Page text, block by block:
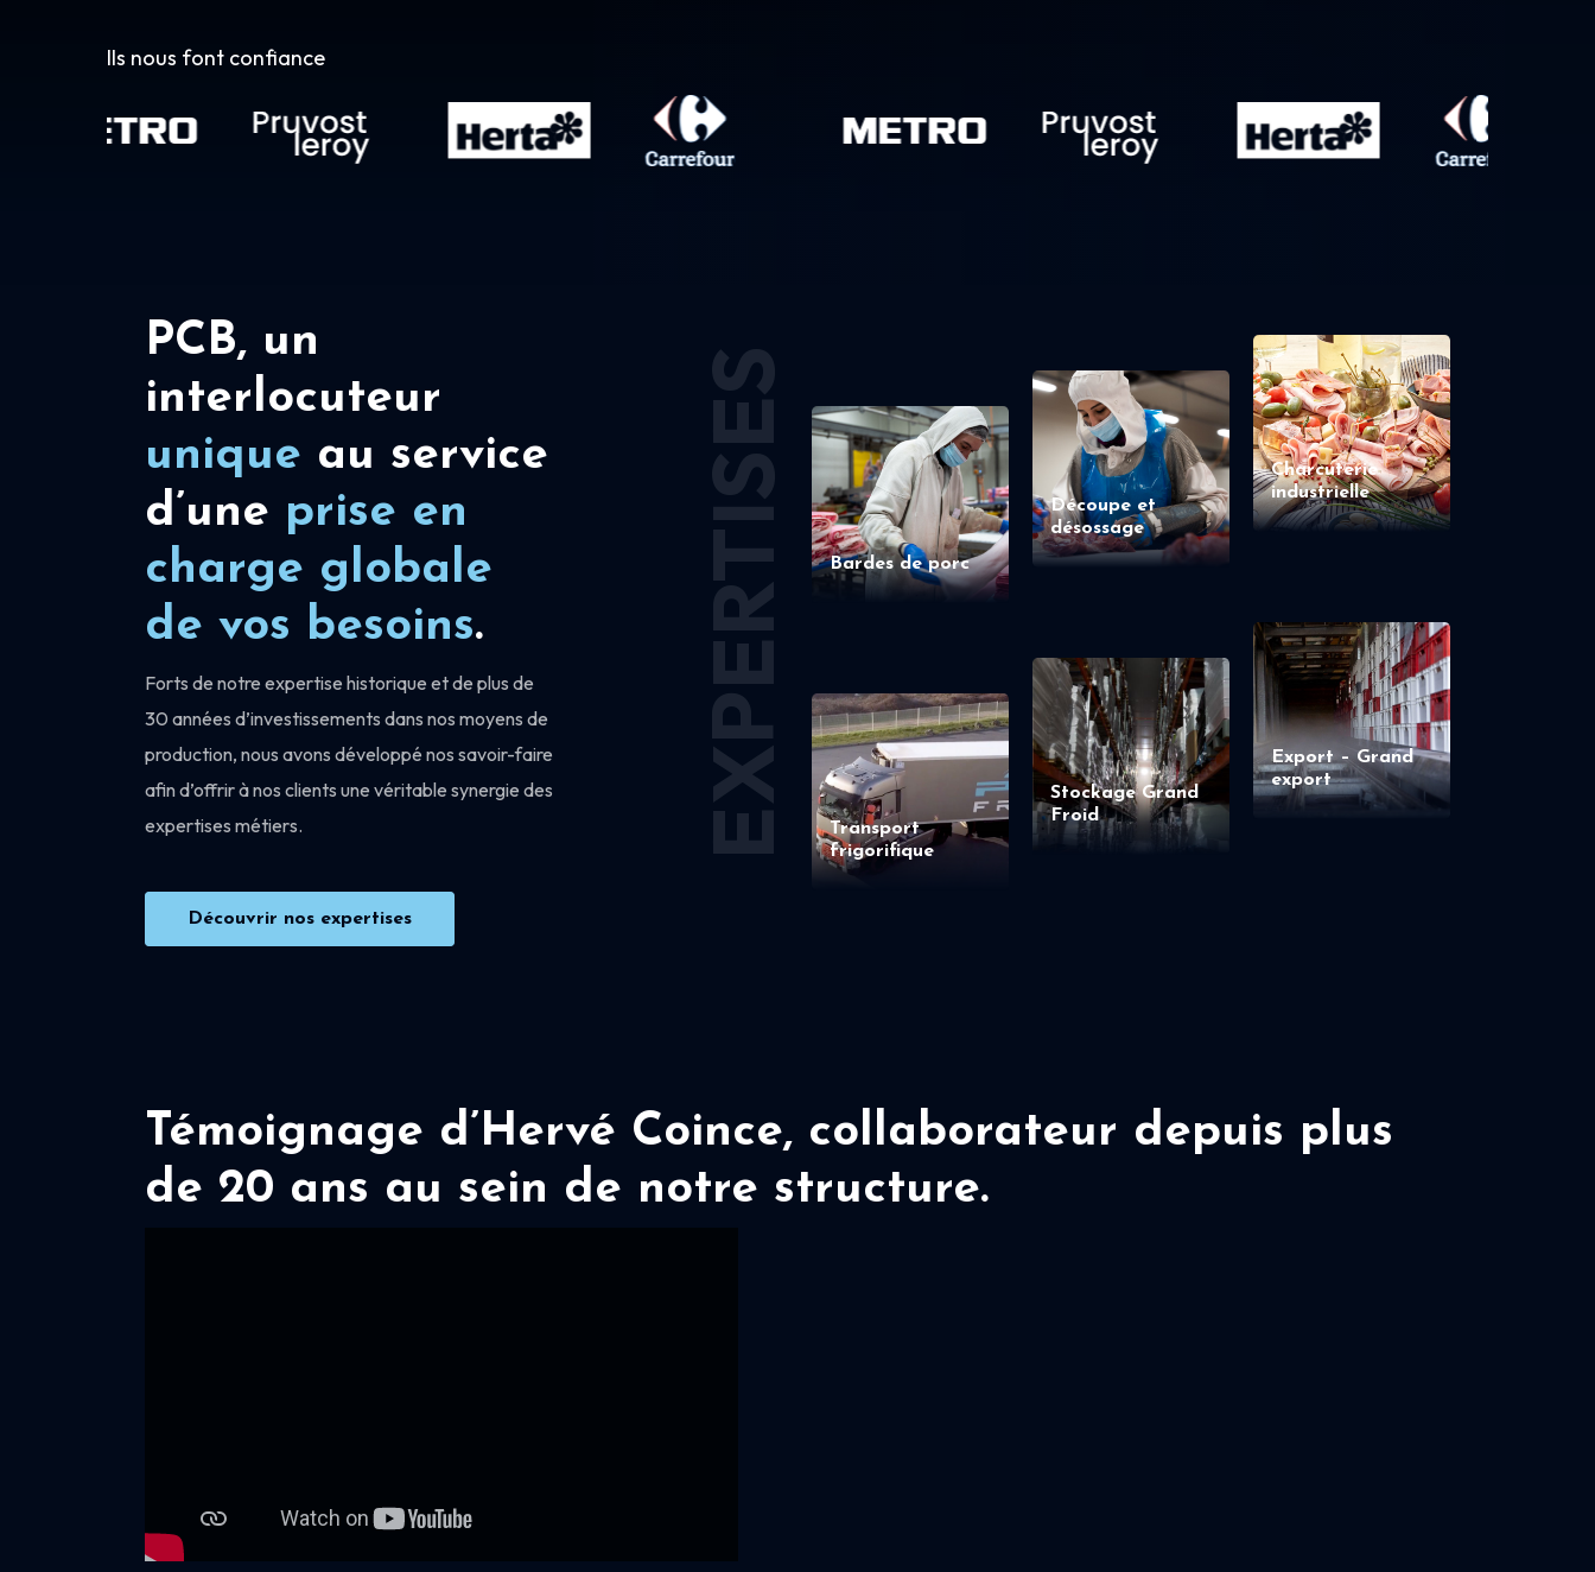
Ils nous font confiance
PCB, un
interlocuteur
unique au service
d’une prise en
charge globale
de vos besoins.
Forts de notre expertise historique et de plus de
30 années d’investissements dans nos moyens de
production, nous avons développé nos savoir-faire
afin d’offrir à nos clients une véritable synergie des
expertises métiers.
Découvrir nos expertises
EXPERTISES Bardes de porc
Découpe et
désossage
Charcuterie
industrielle
Transport
frigorifique
Stockage Grand
Froid
Export – Grand
export
Témoignage d’Hervé Coince, collaborateur depuis plus
de 20 ans au sein de notre structure.